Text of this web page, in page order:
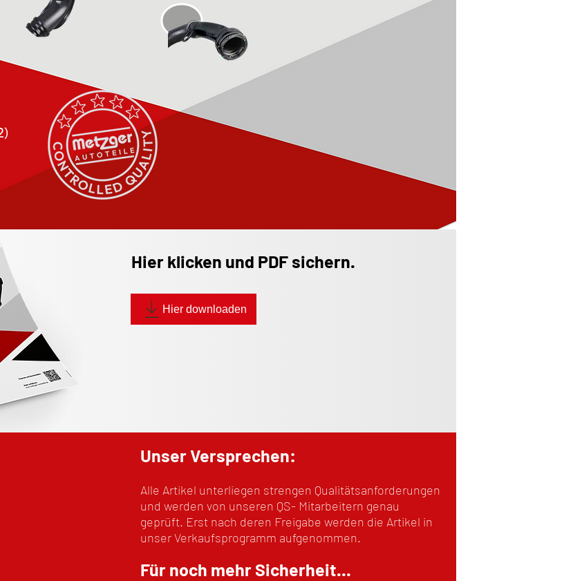
Hier klicken und PDF sichern.
Hier downloaden
Unser Versprechen:
Alle Artikel unterliegen strengen Qualitätsanforderungen
und werden von unseren QS- Mitarbeitern genau
geprüft. Erst nach deren Freigabe werden die Artikel in
unser Verkaufsprogramm aufgenommen.
Für noch mehr Sicherheit...